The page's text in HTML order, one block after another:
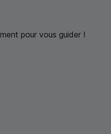
pour vous guider !